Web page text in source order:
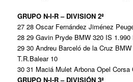
GRUPO N-I-R – DIVISION 2ª
27 28 Oscar Fernández Jiménez
28 29 Gavin Pryde BMW 320 IS 1.990
29 30 Andreu Barceló de la Cruz
T.R.Balear 10
30 31 Maciá Mulet Arbona Opel Corsa
GRUPO N-I-R – DIVISIÓN 3ª